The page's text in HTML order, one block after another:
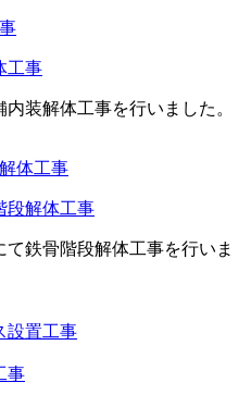
工事
装解体工事を行いました。
解体工事
鉄骨階段解体工事を行いま
置工事
事